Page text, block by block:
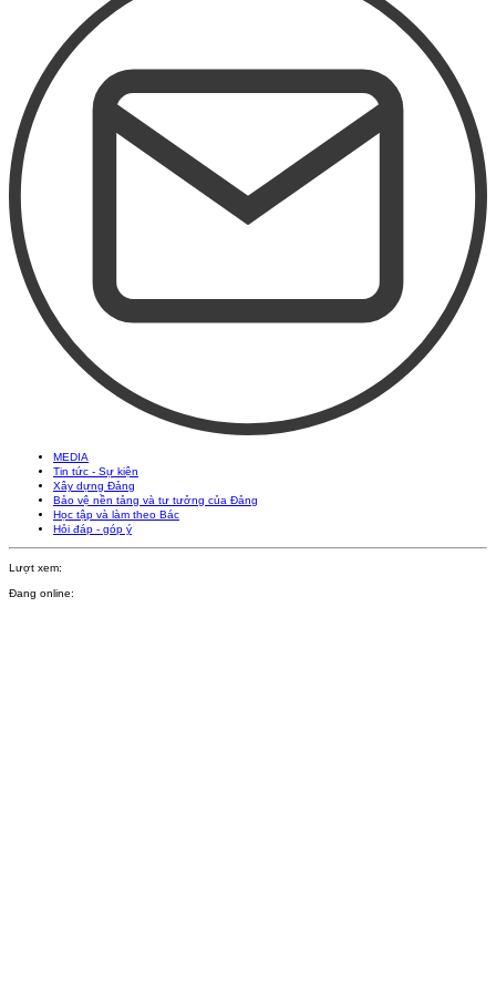
Tin tức - Sự kiện
Xây dựng Đảng
Bảo vệ nền tảng và tư tưởng của Đảng
Học tập và làm theo Bác
Hỏi đáp - góp ý